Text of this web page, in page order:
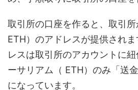
取引所の口座を作ると、取引
ETH）のアドレスが提供され
レスは取引所のアカウントに
ーサリアム（ ETH）のみ「送
になっています。